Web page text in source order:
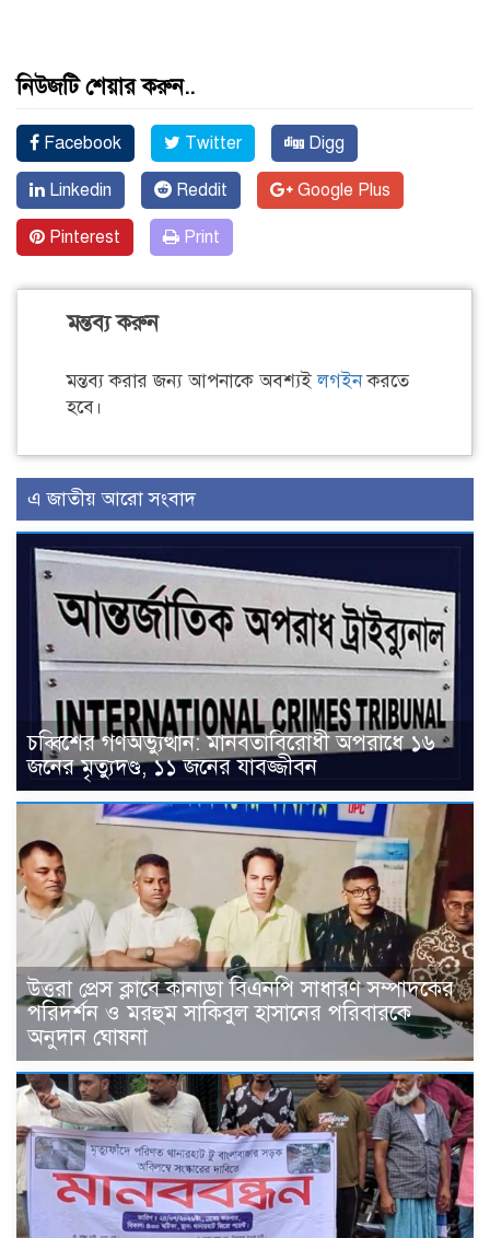
নিউজটি শেয়ার করুন..
Facebook Twitter Digg
Linkedin Reddit Google Plus
Pinterest Print
মন্তব্য করুন
মন্তব্য করার জন্য আপনাকে অবশ্যইলগইনকরতে
হবে।
এ জাতীয় আরো সংবাদ
চব্বিশের গণঅভ্যুত্থান: মানবতাবিরোধী অপরাধে ১৬
জনের মৃত্যুদণ্ড, ১১ জনের যাবজ্জীবন
উত্তরা প্রেস ক্লাবে কানাডা বিএনপি সাধারণ সম্পাদকের
পরিদর্শন ও মরহুম সাকিবুল হাসানের পরিবারকে
অনুদান ঘোষনা